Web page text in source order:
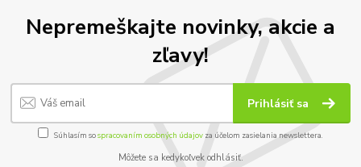
Nepremeškajte novinky, akcie a
zľavy!
Prihlásiť sa
Súhlasím sospracovaním osobných údajov za účelom zasielania newslettera.
Môžete sa kedykoľvek odhlásiť.